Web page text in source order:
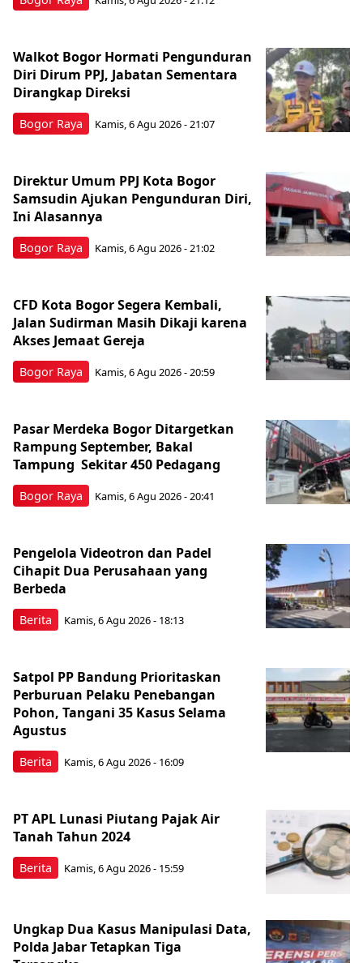
Bogor Raya
Walkot Bogor Hormati Pengunduran
Diri Dirum PPJ, Jabatan Sementara
Dirangkap Direksi
Kamis, 6 Agu 2026 - 21:07
Bogor Raya
Direktur Umum PPJ Kota Bogor
Samsudin Ajukan Pengunduran Diri,
Ini Alasannya
Kamis, 6 Agu 2026 - 21:02
Bogor Raya
CFD Kota Bogor Segera Kembali,
Jalan Sudirman Masih Dikaji karena
Akses Jemaat Gereja
Kamis, 6 Agu 2026 - 20:59
Bogor Raya
Pasar Merdeka Bogor Ditargetkan
Rampung September, Bakal
Tampung Sekitar 450 Pedagang
Kamis, 6 Agu 2026 - 20:41
Berita
Pengelola Videotron dan Padel
Cihapit Dua Perusahaan yang
Berbeda
Kamis, 6 Agu 2026 - 18:13
Berita
Satpol PP Bandung Prioritaskan
Perburuan Pelaku Penebangan
Pohon, Tangani 35 Kasus Selama
Agustus
Kamis, 6 Agu 2026 - 16:09
Berita
PT APL Lunasi Piutang Pajak Air
Tanah Tahun 2024
Kamis, 6 Agu 2026 - 15:59
Ungkap Dua Kasus Manipulasi Data,
Polda Jabar Tetapkan Tiga